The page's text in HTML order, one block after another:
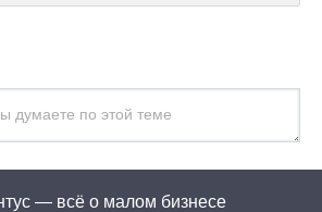
— всё о малом бизнесе